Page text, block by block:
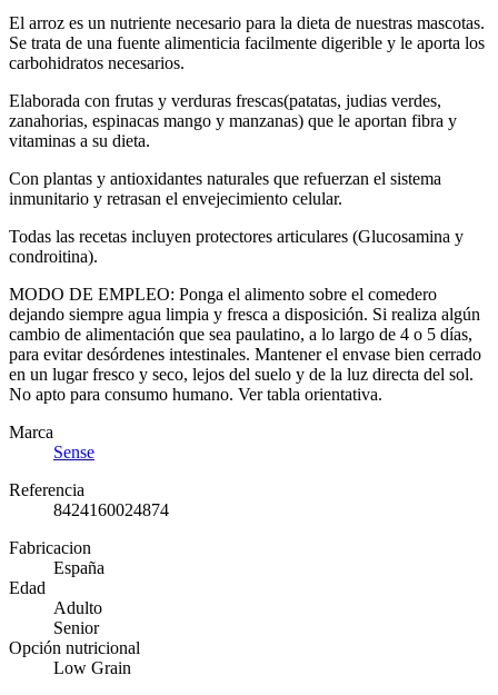
El arroz es un nutriente necesario para la dieta de nuestras mascotas.
Se trata de una fuente alimenticia facilmente digerible y le aporta los
carbohidratos necesarios.
Elaborada con frutas y verduras frescas(patatas, judias verdes,
zanahorias, espinacas mango y manzanas) que le aportan fibra y
vitaminas a su dieta.
Con plantas y antioxidantes naturales que refuerzan el sistema
inmunitario y retrasan el envejecimiento celular.
Todas las recetas incluyen protectores articulares (Glucosamina y
condroitina).
MODO DE EMPLEO: Ponga el alimento sobre el comedero
dejando siempre agua limpia y fresca a disposición. Si realiza algún
cambio de alimentación que sea paulatino, a lo largo de 4 o 5 días,
para evitar desórdenes intestinales. Mantener el envase bien cerrado
en un lugar fresco y seco, lejos del suelo y de la luz directa del sol.
No apto para consumo humano. Ver tabla orientativa.
Marca
Sense
Referencia
8424160024874
Fabricacion
España
Edad
Adulto
Senior
Opción nutricional
Low Grain